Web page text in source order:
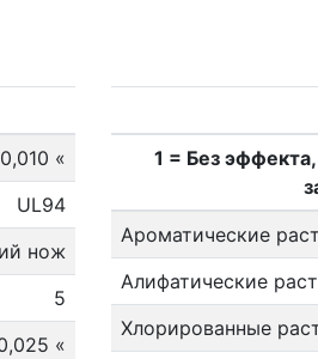
0,010 «
UL94
нож
5
«
1 = Без
Ароматические
Алифатические
Хлорированные